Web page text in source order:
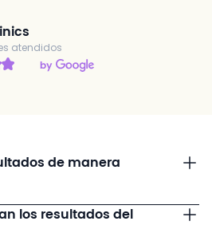
atendidos
de manera
los resultados del